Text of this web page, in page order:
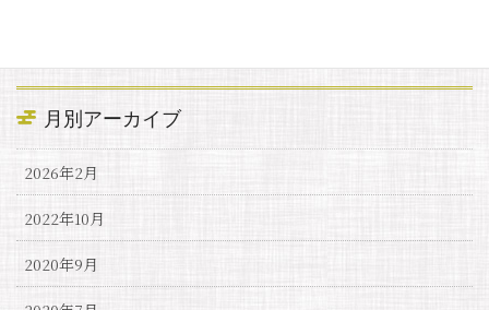
月別アーカイブ
2026年2月
2022年10月
2020年9月